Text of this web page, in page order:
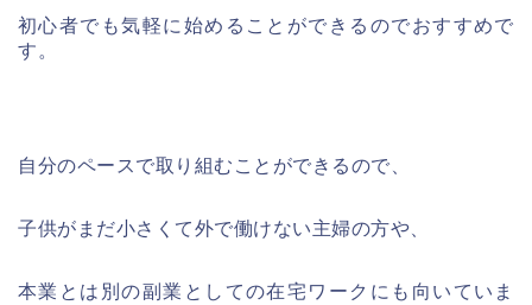
初心者でも気軽に始めることができるのでおすすめで
す。
自分のペースで取り組むことができるので、
子供がまだ小さくて外で働けない主婦の方や、
本業とは別の副業としての在宅ワークにも向いていま